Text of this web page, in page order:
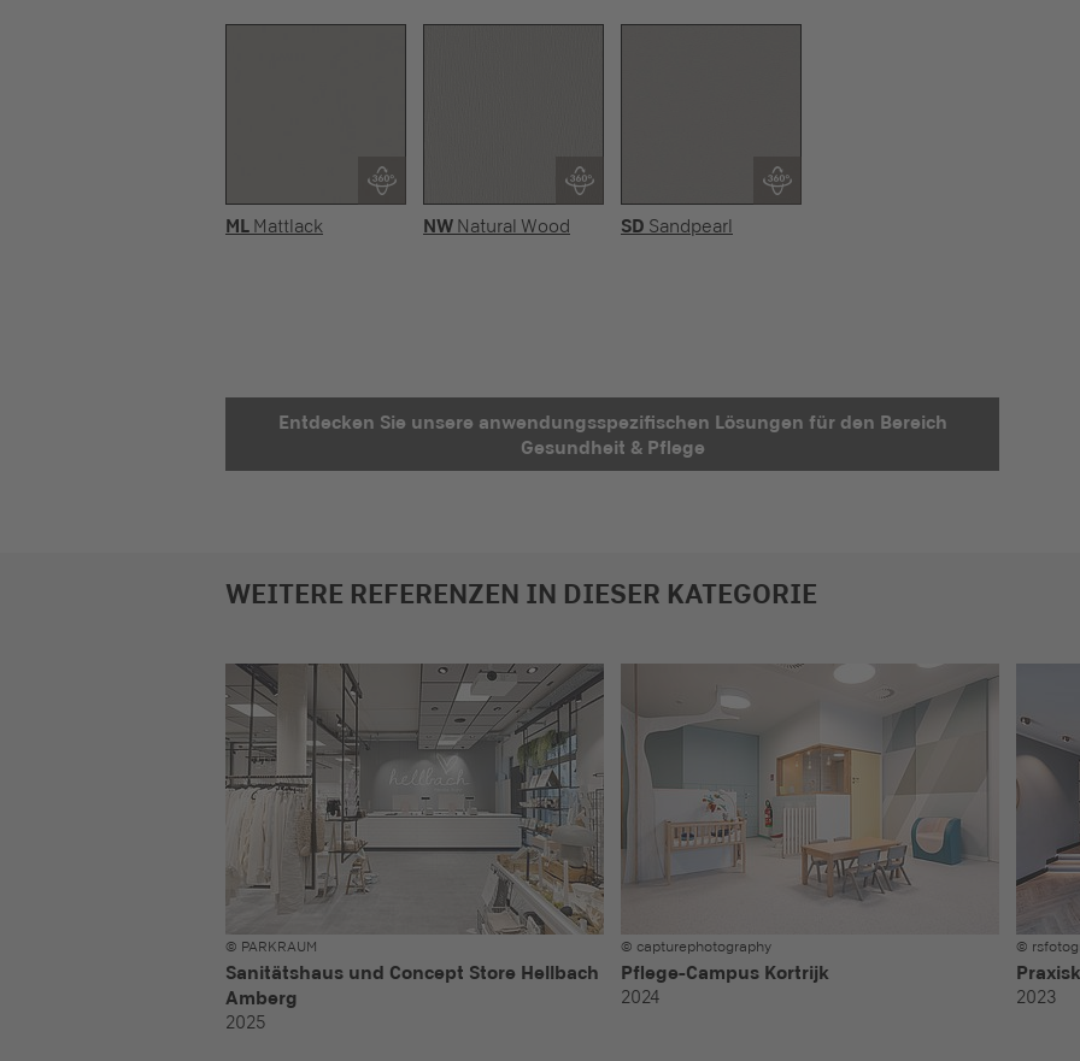
ML Mattlack NW Natural Wood SD Sandpearl
Entdecken Sie unsere anwendungsspezifischen Lösungen für den Bereich
Gesundheit & Pflege
WEITERE REFERENZEN IN DIESER KATEGORIE
© PARKRAUM
Sanitätshaus und Concept Store Hellbach
Amberg
2025
© capturephotography
Pflege-Campus Kortrijk
2024
©
2023